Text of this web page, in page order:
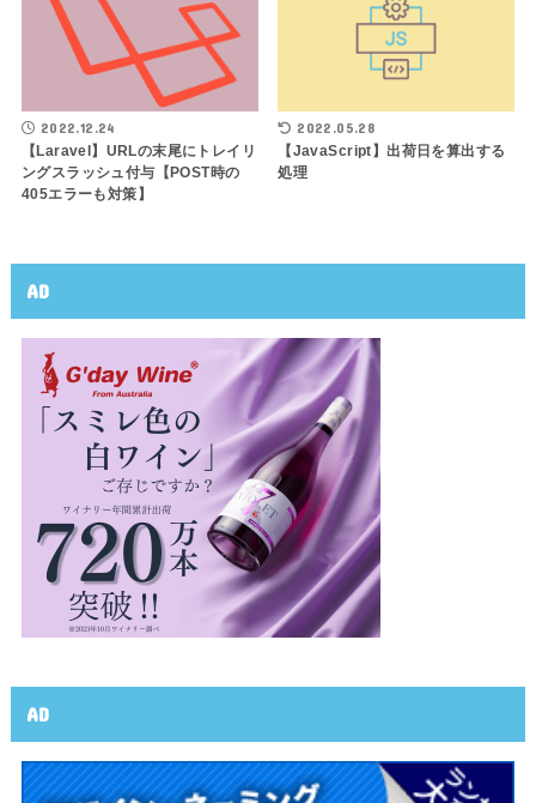
2022.12.24
【Laravel】URLの末尾にトレイリ
ングスラッシュ付与【POST時の
405エラーも対策】
2022.05.28
【JavaScript】出荷日を算出する
処理
AD
AD